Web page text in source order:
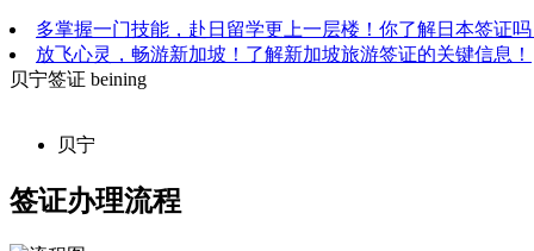
多掌握一门技能，赴日留学更上一层楼！你了解日本签证
放飞心灵，畅游新加坡！了解新加坡旅游签证的关键信息！
贝宁签证 beining
贝宁
签证办理流程